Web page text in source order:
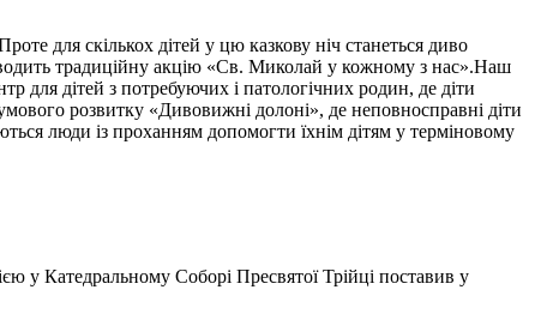
для скількох дітей у цю казкову ніч станеться диво
традиційну акцію «Св. Миколай у кожному з нас».Наш
для дітей з потребуючих і патологічних родин, де діти
розвитку «Дивовижні долоні», де неповносправні діти
люди із проханням допомогти їхнім дітям у терміновому
у Катедральному Соборі Пресвятої Трійці поставив у